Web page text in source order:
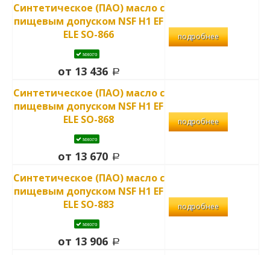
Синтетическое (ПАО) масло с
пищевым допуском NSF H1 EF
ELE SO-866
много
от 13 436
подробнее
Синтетическое (ПАО) масло с
пищевым допуском NSF H1 EF
ELE SO-868
много
от 13 670
подробнее
Синтетическое (ПАО) масло с
пищевым допуском NSF H1 EF
ELE SO-883
много
от 13 906
подробнее